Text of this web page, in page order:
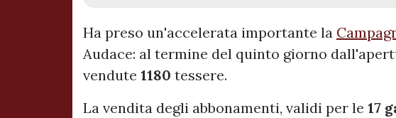
Ha preso un'accelerata importante la
Audace: al termine del quinto giorno
vendute 1180 tessere.
La vendita degli abbonamenti, validi per le 17